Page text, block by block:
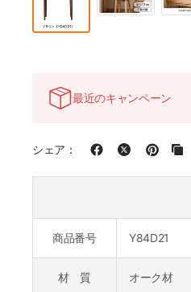
最近のキャンペーン
シェア：
商品番号 Y84D21
材 質 オーク材